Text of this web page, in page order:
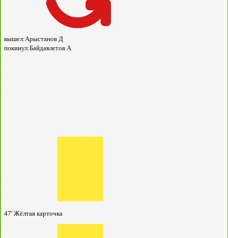
вышел:Арыстанов Д
покинул:Байдавлетов А
47' Жёлтая карточка